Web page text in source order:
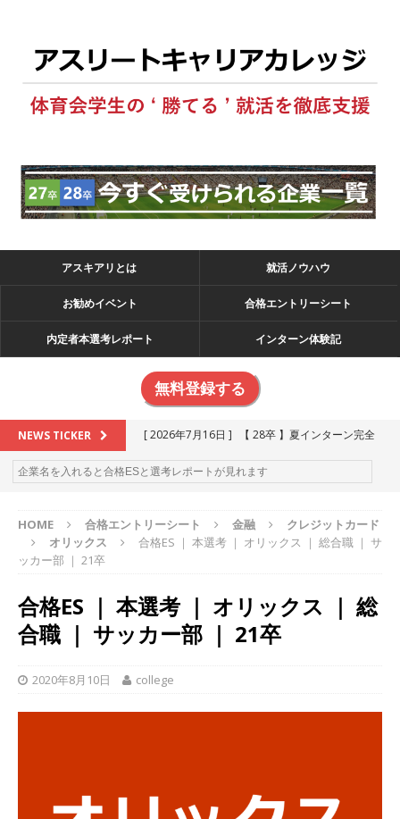
アスキアリとは 就活ノウハウ
お勧めイベント 合格エントリーシート
内定者本選考レポート インターン体験記
無料登録する
NEWS TICKER [ 2026年7月16日 ]
【 28卒 】夏インターン完全
攻略セミナー ｜ 予約フォーム
お勧めイベン
[ 2026年6月13日 ] ≪ 27卒 ≫アスキヤリ個人相
る優良企業一覧（26社）
体育会積極採用企業
[ 2026年5月16日 ]
【 2028卒 】 今すぐ受けられ
る優良企業一覧（18社）
メーカー ｜ 9期連続の最高益・11期連続の10%
HOME 合格エントリーシート 金融
クレジットカード
オリックス
合格ES ｜ 本選考 ｜ オリックス ｜ 総合職 ｜ サ
ッカー部 ｜ 21卒
合格ES ｜ 本選考 ｜ オリックス ｜ 総
合職 ｜ サッカー部 ｜ 21卒
2020年8月10日 college